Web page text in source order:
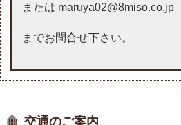
または maruya02@8miso.co.jp
までお問合せ下さい。
交通のご案内